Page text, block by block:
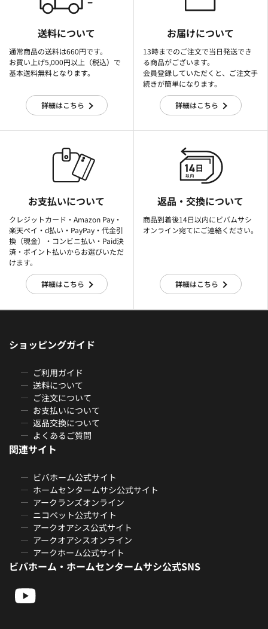
送料について
通常商品の送料は660円です。
お買い上げ5,000円以上（税込）で
基本送料無料となります。
詳細はこちら
お届けについて
13時までのご注文で当日発送でき
る商品がございます。
会員登録していただくと、ご注文手
続きが簡単になります。
詳細はこちら
お支払いについて
クレジットカード・Amazon Pay・
楽天ぺイ・d払い・PayPay・代金引
換（現金）・コンビニ払い・Paid決
済・ポイント払いからお選びいただ
けます。
詳細はこちら
返品・交換について
商品到着後14日以内にビバムサシ
オンライン宛てにご連絡ください。
詳細はこちら
ショッピングガイド
ご利用ガイド
送料について
ご注文について
お支払いについて
返品交換について
よくあるご質問
関連サイト
ビバホーム公式サイト
ホームセンタームサシ公式サイト
アークランズオンライン
ニコペット公式サイト
アークオアシス公式サイト
アークオアシスオンライン
アークホーム公式サイト
ビバホーム・ホームセンタームサシ公式SNS